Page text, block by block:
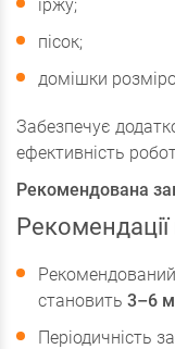
іржу;
пісок;
домішки
Забезпечує
ефективність
Рекомендована
становить 3–6
Періодичність